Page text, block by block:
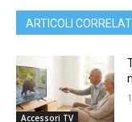
ARTICOLI CORRELATI
Accessori TV